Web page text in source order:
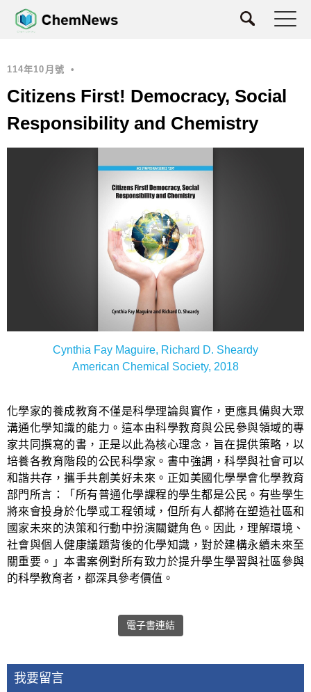
114年10月號 •
Citizens First! Democracy, Social
Responsibility and Chemistry
Cynthia Fay Maguire, Richard D. Sheardy
American Chemical Society, 2018
化學家的養成教育不僅是科學理論與實作，更應具備與大眾
溝通化學知識的能力。這本由科學教育與公民參與領域的專
家共同撰寫的書，正是以此為核心理念，旨在提供策略，以
培養各教育階段的公民科學家。書中強調，科學與社會可以
和諧共存，攜手共創美好未來。正如美國化學學會化學教育
部門所言：「所有普通化學課程的學生都是公民。有些學生
將來會投身於化學或工程領域，但所有人都將在塑造社區和
國家未來的決策和行動中扮演關鍵角色。因此，理解環境、
社會與個人健康議題背後的化學知識，對於建構永續未來至
關重要。」本書案例對所有致力於提升學生學習與社區參與
的科學教育者，都深具參考價值。
電子書連結
我要留言